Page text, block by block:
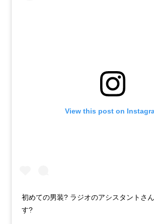
View this post on
初めての男装? ラジオのアシスタントさ
す?